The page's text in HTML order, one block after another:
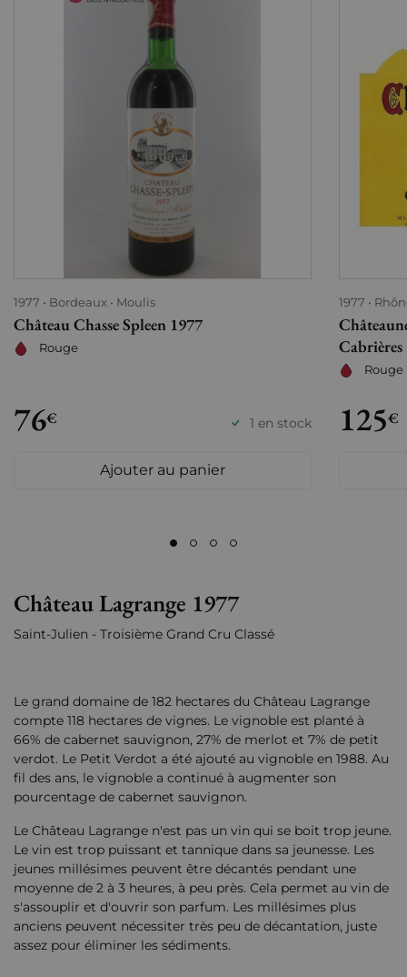
1977 Bordeaux Moulis
Château Chasse Spleen 1977
Rouge
76€ 1 en stock
Ajouter au panier
1977
Cabrières
Rouge
125€
Château Lagrange 1977
Saint-Julien - Troisième Grand Cru Classé
Le grand domaine de 182 hectares du Château Lagrange
compte 118 hectares de vignes. Le vignoble est planté à
66% de cabernet sauvignon, 27% de merlot et 7% de petit
verdot. Le Petit Verdot a été ajouté au vignoble en 1988. Au
fil des ans, le vignoble a continué à augmenter son
pourcentage de cabernet sauvignon.
Le Château Lagrange n'est pas un vin qui se boit trop jeune.
Le vin est trop puissant et tannique dans sa jeunesse. Les
jeunes millésimes peuvent être décantés pendant une
moyenne de 2 à 3 heures, à peu près. Cela permet au vin de
s'assouplir et d'ouvrir son parfum. Les millésimes plus
anciens peuvent nécessiter très peu de décantation, juste
assez pour éliminer les sédiments.